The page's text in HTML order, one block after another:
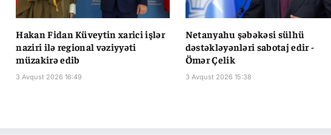
Hakan Fidan Küveytin xarici işlər
naziri ilə regional vəziyyəti
müzakirə edib
3 Avqust 2026 16:49
Netanyahu şəbəkəsi sülhü
dəstəkləyənləri sabotaj edir -
Ömər Çelik
3 Avqust 2026 15:38